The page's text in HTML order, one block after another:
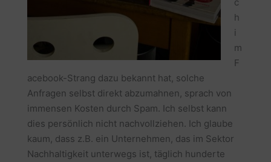
h
i
m
F
acebook-Strang dazu bekannt hat, solche
Anfragen selbst direkt abzumahnen, sprach von
immensen Kosten durch Spam. Ich selbst kann
dies persönlich nicht nachvollziehen. Ich glaube
kaum, dass z.B. ein Unternehmen, das im Sektor
Nachhaltigkeit unterwegs ist, täglich hunderte